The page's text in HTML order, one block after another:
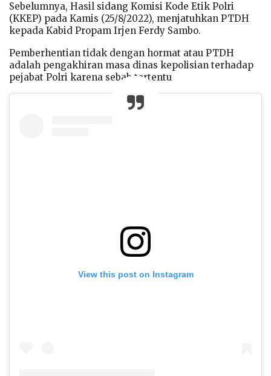
Sebelumnya, Hasil sidang Komisi Kode Etik Polri
(KKEP) pada Kamis (25/8/2022), menjatuhkan PTDH
kepada Kabid Propam Irjen Ferdy Sambo.
Pemberhentian tidak dengan hormat atau PTDH
adalah pengakhiran masa dinas kepolisian terhadap
pejabat Polri karena sebab tertentu
View this post on Instagram